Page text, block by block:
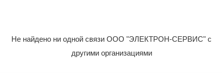
Не найдено ни одной связи ООО "ЭЛЕКТРОН-СЕРВИС" с
другими организациями